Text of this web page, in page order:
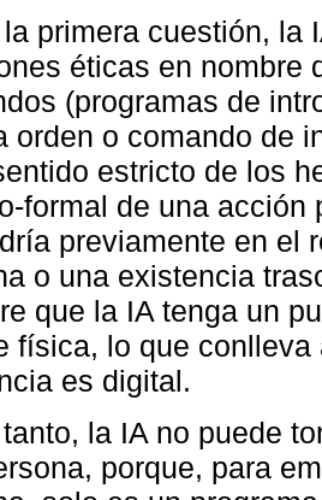
primera cuestión, la
éticas en nombre
(programas de
orden o comando de
estricto de los
formal de una acción
previamente en el
o una existencia
que la IA tenga un
física, lo que
es digital.
la IA no puede
porque, para